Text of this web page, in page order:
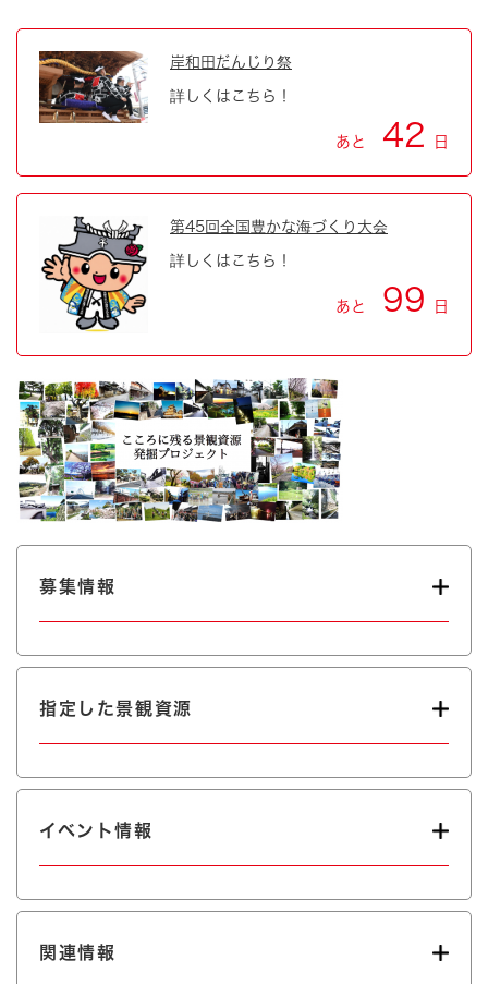
岸和田だんじり祭
詳しくはこちら！
あと 42 日
第45回全国豊かな海づくり大会
詳しくはこちら！
あと 99 日
募集情報
指定した景観資源
イベント情報
関連情報